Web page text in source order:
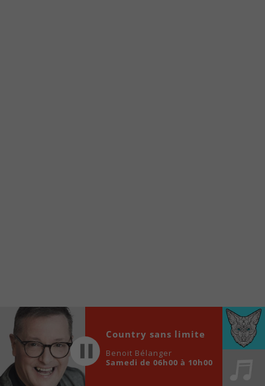
locale vous sont maintenant accessibles en un clic!
Player
00:00
Country sans limite
Benoit Bélanger
Samedi de 06h00 à 10h00